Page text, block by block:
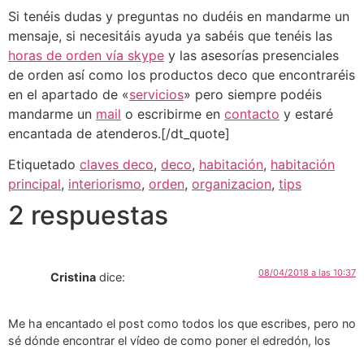
Si tenéis dudas y preguntas no dudéis en mandarme un
mensaje, si necesitáis ayuda ya sabéis que tenéis las
horas de orden vía skype y las asesorías presenciales
de orden así como los productos deco que encontraréis
en el apartado de «servicios» pero siempre podéis
mandarme un mail o escribirme en contacto y estaré
encantada de atenderos.[/dt_quote]
Etiquetado claves deco, deco, habitación, habitación
principal, interiorismo, orden, organizacion, tips
2 respuestas
Cristina dice: 08/04/2018 a las 10:37
Me ha encantado el post como todos los que escribes, pero no
sé dónde encontrar el vídeo de como poner el edredón, los